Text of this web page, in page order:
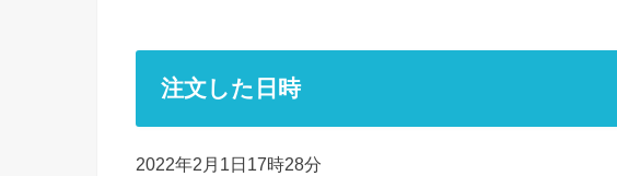
注文した日時
2022年2月1日17時28分